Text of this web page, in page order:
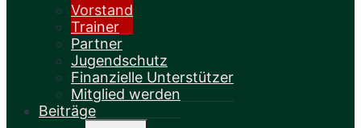
Vorstand
Trainer
Partner
Jugendschutz
Finanzielle Unterstützer
Mitglied werden
Beiträge